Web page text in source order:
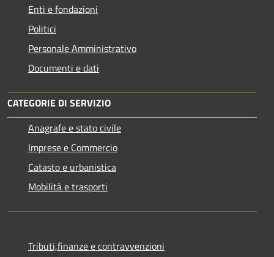
Enti e fondazioni
Politici
Personale Amministrativo
Documenti e dati
CATEGORIE DI SERVIZIO
Anagrafe e stato civile
Imprese e Commercio
Catasto e urbanistica
Mobilità e trasporti
Tributi,finanze e contravvenzioni